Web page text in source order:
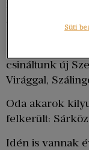
Szellemírók
csináltunk új
Virággal,
Oda akarok
felkerült:
Idén is vannak
Süti